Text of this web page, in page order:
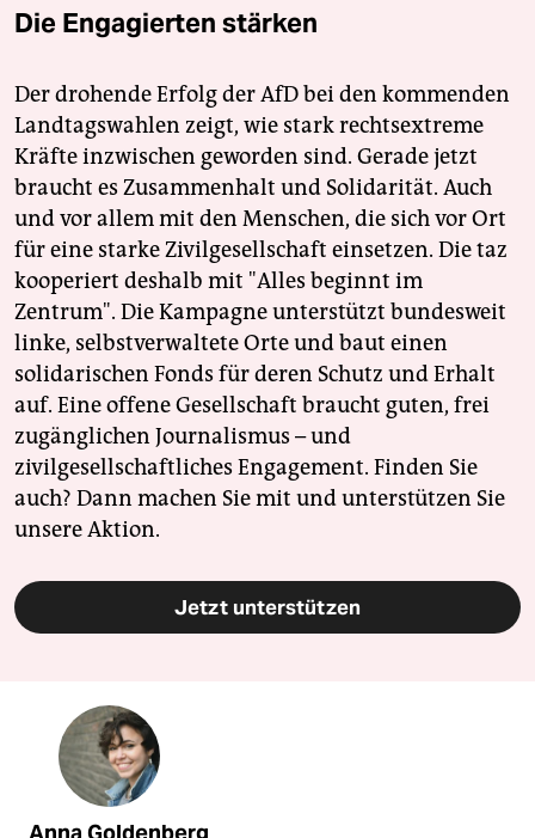
Die Engagierten stärken
Der drohende Erfolg der AfD bei den kommenden
Landtagswahlen zeigt, wie stark rechtsextreme
Kräfte inzwischen geworden sind. Gerade jetzt
braucht es Zusammenhalt und Solidarität. Auch
und vor allem mit den Menschen, die sich vor Ort
für eine starke Zivilgesellschaft einsetzen. Die taz
kooperiert deshalb mit "Alles beginnt im
Zentrum". Die Kampagne unterstützt bundesweit
linke, selbstverwaltete Orte und baut einen
solidarischen Fonds für deren Schutz und Erhalt
auf. Eine offene Gesellschaft braucht guten, frei
zugänglichen Journalismus – und
zivilgesellschaftliches Engagement. Finden Sie
auch? Dann machen Sie mit und unterstützen Sie
unsere Aktion.
Jetzt unterstützen
Anna Goldenberg